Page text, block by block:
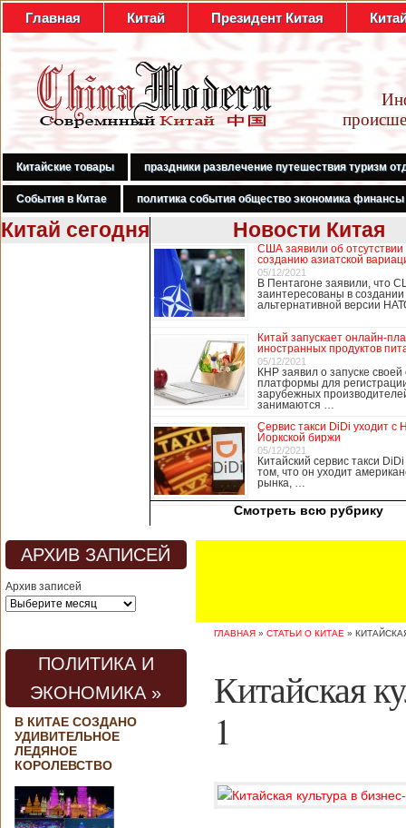
Главная Китай Президент Китая
Китайские товары праздники развлечение путешествия туризм
События в Китае политика события общество экономика финансы
Китай сегодня
чтобы власти
полностью
закрыли границу с
материковым
Китаем, что
короонавируса в
регионе.
протеста стало
профсоюзное
объединение
медицинских
работников. По
мнению
активистов,
больницы Гонконга
Новости Китая
США заявили об отсутствии
созданию азиатской
05/12/2021
В Пентагоне заявили, что
заинтересованы в создании
альтернативной версии
Китай запускает онлайн-
иностранных продуктов
05/12/2021
КНР заявил о запуске
платформы для
зарубежных
занимаются …
Сервис такси DiDi уходит с
Йоркской биржи
05/12/2021
Китайский сервис такси
том, что он уходит
рынка, …
Смотреть всю рубрику
АРХИВ ЗАПИСЕЙ
Архив записей
ПОЛИТИКА И
ЭКОНОМИКА »
В КИТАЕ СОЗДАНО
УДИВИТЕЛЬНОЕ
ЛЕДЯНОЕ
КОРОЛЕВСТВО
ГЛАВНАЯ » СТАТЬИ О КИТАЕ »
Китайская
1